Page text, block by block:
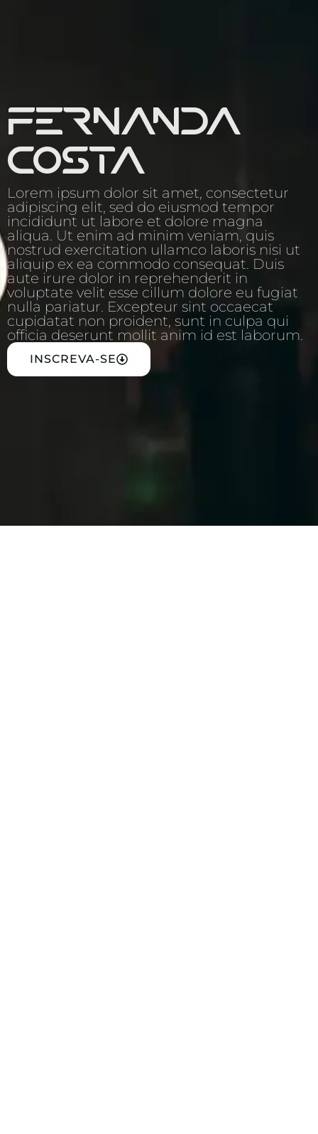
FERNANDA
COSTA
Lorem ipsum dolor sit amet, consectetur
adipiscing elit, sed do eiusmod tempor
incididunt ut labore et dolore magna
aliqua. Ut enim ad minim veniam, quis
nostrud exercitation ullamco laboris nisi ut
aliquip ex ea commodo consequat. Duis
aute irure dolor in reprehenderit in
voluptate velit esse cillum dolore eu fugiat
nulla pariatur. Excepteur sint occaecat
cupidatat non proident, sunt in culpa qui
officia deserunt mollit anim id est laborum.
INSCREVA-SE